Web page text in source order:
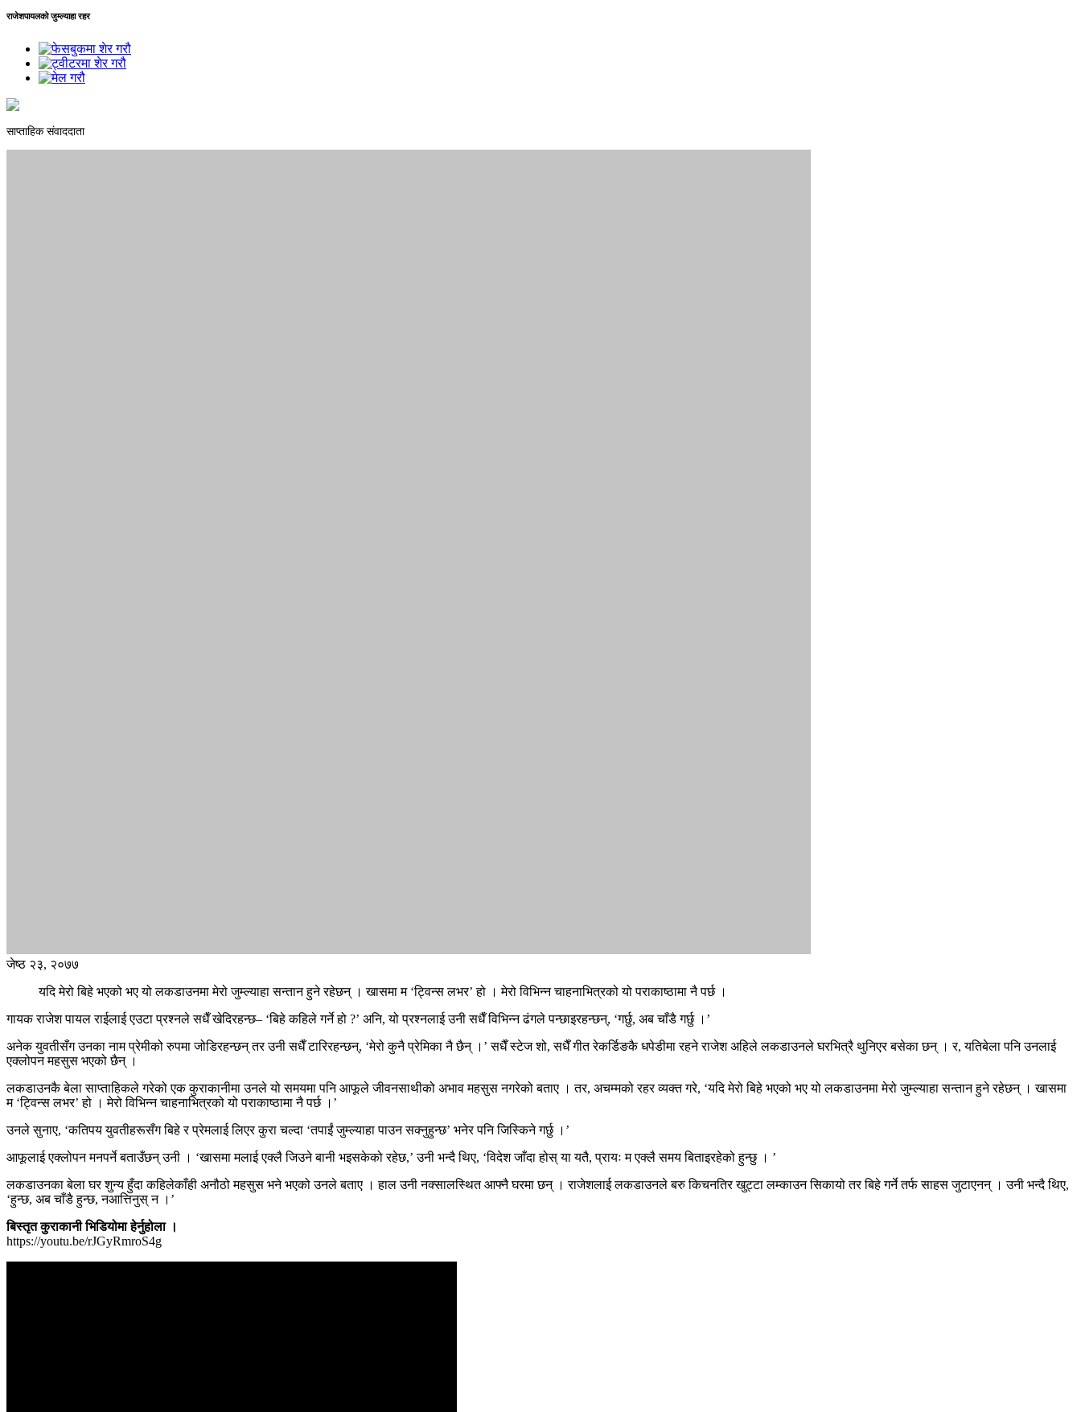
राजेशपायलको जुम्ल्याहा रहर
साप्ताहिक संवाददाता
जेष्ठ २३, २०७७
यदि मेरो बिहे भएको भए यो लकडाउनमा मेरो जुम्ल्याहा सन्तान हुने रहेछन् । खासमा म ‘ट्विन्स लभर’ हो । मेरो विभिन्न चाहनाभित्रको यो पराकाष्ठामा नै पर्छ ।
गायक राजेश पायल राईलाई एउटा प्रश्नले सधैँ खेदिरहन्छ– ‘बिहे कहिले गर्ने हो ?’ अनि, यो प्रश्नलाई उनी सधैँ विभिन्न ढंगले पन्छाइरहन्छन्, ‘गर्छु, अब चाँडै गर्छु ।’
अनेक युवतीसँग उनका नाम प्रेमीको रुपमा जोडिरहन्छन् तर उनी सधैँ टारिरहन्छन्, ‘मेरो कुनै प्रेमिका नै छैन् ।’ सधैँ स्टेज शो, सधैँ गीत रेकर्डिङकै धपेडीमा रहने राजेश अहिले लकडाउनले घरभित्रै थुनिएर बसेका छन् । र, यतिबेला पनि उनलाई
एक्लोपन महसुस भएको छैन् ।
लकडाउनकै बेला साप्ताहिकले गरेको एक कुराकानीमा उनले यो समयमा पनि आफूले जीवनसाथीको अभाव महसुस नगरेको बताए । तर, अचम्मको रहर व्यक्त गरे, ‘यदि मेरो बिहे भएको भए यो लकडाउनमा मेरो जुम्ल्याहा सन्तान हुने रहेछन् । खासमा
म ‘ट्विन्स लभर’ हो । मेरो विभिन्न चाहनाभित्रको यो पराकाष्ठामा नै पर्छ ।’
उनले सुनाए, ‘कतिपय युवतीहरूसँग बिहे र प्रेमलाई लिएर कुरा चल्दा ‘तपाईं जुम्ल्याहा पाउन सक्नुहुन्छ’ भनेर पनि जिस्किने गर्छु ।’
आफूलाई एक्लोपन मनपर्ने बताउँछन् उनी । ‘खासमा मलाई एक्लै जिउने बानी भइसकेको रहेछ,’ उनी भन्दै थिए, ‘विदेश जाँदा होस् या यतै, प्रायः म एक्लै समय बिताइरहेको हुन्छु । ’
लकडाउनका बेला घर शुन्य हुँदा कहिलेकाँही अनौठो महसुस भने भएको उनले बताए । हाल उनी नक्सालस्थित आफ्नै घरमा छन् । राजेशलाई लकडाउनले बरु किचनतिर खुट्टा लम्काउन सिकायो तर बिहे गर्ने तर्फ साहस जुटाएनन् । उनी भन्दै थिए,
‘हुन्छ, अब चाँडै हुन्छ, नआत्तिनुस् न ।’
बिस्तृत कुराकानी भिडियोमा हेर्नुहोला ।
https://youtu.be/rJGyRmroS4g